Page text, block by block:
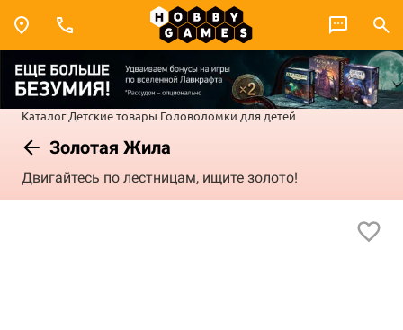
Каталог Детские товары Головоломки для детей
Золотая Жила
Двигайтесь по лестницам, ищите золото!